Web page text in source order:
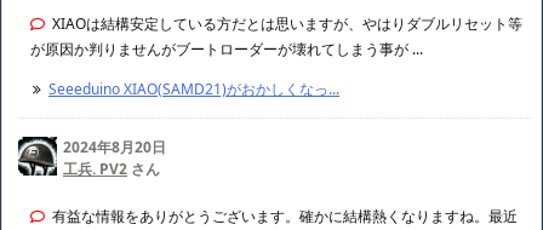
XIAOは結構安定している方だとは思いますが、やはりダブルリセット等
が原因か判りませんがブートローダーが壊れてしまう事が ...
Seeeduino XIAO(SAMD21)がおかしくなっ...
2024年8月20日
工兵. PV2 さん
有益な情報をありがとうございます。確かに結構熱くなりますね。最近